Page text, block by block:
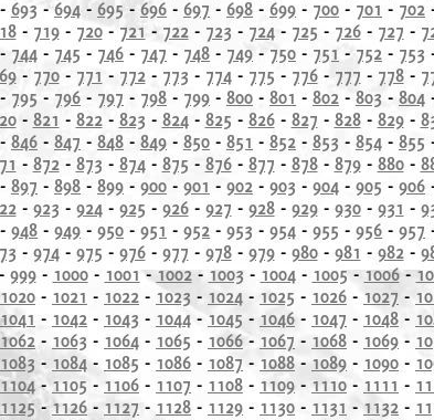
- 693 -694 - 695 - 696 - 697 - 698 - 699 - 700 - 701 - 702
- 719- 720- 721 - 722- 723 - 724- 725 - 726- 727 -
- 744 - 745 - 746 - 747 - 748 - 749 - 750 - 751 - 752 - 753
- 770- 771 - 772- 773 - 774- 775 - 776- 777 - 778-
- 795 - 796 - 797 - 798 - 799 - 800 - 801 - 802 - 803 - 804
- 821 - 822- 823 - 824- 825 - 826- 827 - 828- 829-
- 846 - 847 - 848 - 849 - 850 - 851 - 852 - 853 - 854 - 855
- 872- 873 - 874- 875 - 876- 877 - 878- 879- 880-
- 897 - 898 - 899 - 900 - 901 - 902 - 903 - 904 - 905 - 906
- 923 - 924- 925 - 926- 927 - 928- 929- 930- 931 -
- 948 - 949 - 950 - 951 - 952 - 953 - 954 - 955 - 956 - 957
- 974- 975 - 976- 977 - 978- 979- 980- 981 - 982-
999- 1000- 1001 -1002- 1003 - 1004- 1005 -1006-
1020 - 1021 - 1022 - 1023 - 1024 - 1025 - 1026 - 1027 -
1041 - 1042 - 1043 - 1044 - 1045 - 1046 - 1047 - 1048 -
1062 - 1063 - 1064 - 1065 - 1066 - 1067 - 1068 - 1069 -
1083 - 1084 - 1085 - 1086 - 1087 - 1088 - 1089 - 1090 -
1104-1105 - 1106 - 1107 - 1108 - 1109 - 1110 - 1111 -
1125 - 1126 - 1127 - 1128 - 1129 - 1130 - 1131 - 1132 -